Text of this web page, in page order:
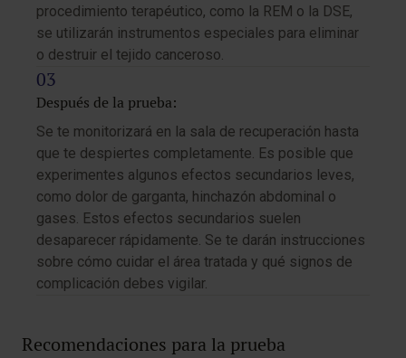
procedimiento terapéutico, como la REM o la DSE,
se utilizarán instrumentos especiales para eliminar
o destruir el tejido canceroso.
Después de la prueba:
Se te monitorizará en la sala de recuperación hasta
que te despiertes completamente. Es posible que
experimentes algunos efectos secundarios leves,
como dolor de garganta, hinchazón abdominal o
gases. Estos efectos secundarios suelen
desaparecer rápidamente. Se te darán instrucciones
sobre cómo cuidar el área tratada y qué signos de
complicación debes vigilar.
Recomendaciones para la prueba